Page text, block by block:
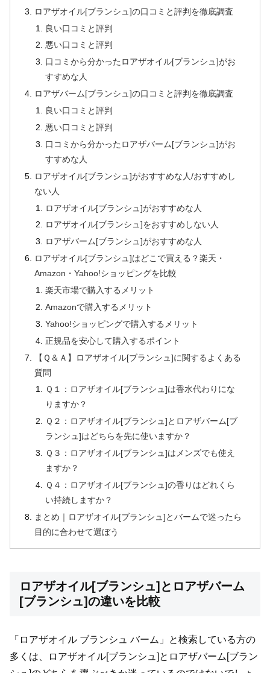
ロアザオイル[ブランシュ]の口コミと評判を徹底調査
良い口コミと評判
悪い口コミと評判
口コミから分かったロアザオイル[ブランシュ]がお
すすめな人
ロアザバーム[ブランシュ]の口コミと評判を徹底調査
良い口コミと評判
悪い口コミと評判
口コミから分かったロアザバーム[ブランシュ]がお
すすめな人
ロアザオイル[ブランシュ]がおすすめな人/おすすめし
ない人
ロアザオイル[ブランシュ]がおすすめな人
ロアザオイル[ブランシュ]をおすすめしない人
ロアザバーム[ブランシュ]がおすすめな人
ロアザオイル[ブランシュ]はどこで買える？楽天・
Amazon・Yahoo!ショッピングを比較
楽天市場で購入するメリット
Amazonで購入するメリット
Yahoo!ショッピングで購入するメリット
正規品を安心して購入するポイント
【Ｑ＆Ａ】ロアザオイル[ブランシュ]に関するよくある
質問
Ｑ１：ロアザオイル[ブランシュ]は香水代わりにな
りますか？
Ｑ２：ロアザオイル[ブランシュ]とロアザバーム[ブ
ランシュ]はどちらを先に使いますか？
Ｑ３：ロアザオイル[ブランシュ]はメンズでも使え
ますか？
Ｑ４：ロアザオイル[ブランシュ]の香りはどれくら
い持続しますか？
まとめ｜ロアザオイル[ブランシュ]とバームで迷ったら
目的に合わせて選ぼう
ロアザオイル[ブランシュ]とロアザバーム
[ブランシュ]の違いを比較
「ロアザオイル ブランシュ バーム」と検索している方の
多くは、ロアザオイル[ブランシュ]とロアザバーム[ブラン